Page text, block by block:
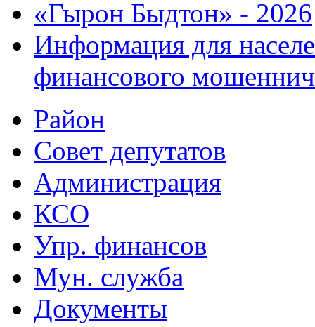
«Гырон Быдтон» - 2026
Информация для
финансового
Район
Совет депутатов
Администрация
КСО
Упр. финансов
Мун. служба
Документы